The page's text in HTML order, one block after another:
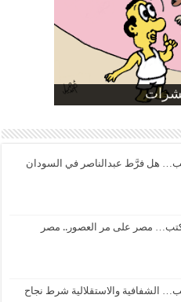
الأسعار
في مصر
هل فرَّط عبدالناصر في السودان
مصر على مر العصور.. مصر
الشفافية والاستقلالية شرط نجاح